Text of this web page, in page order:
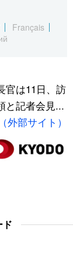
Français
官は11日、訪
と記者会見...
外部サイト）
ド